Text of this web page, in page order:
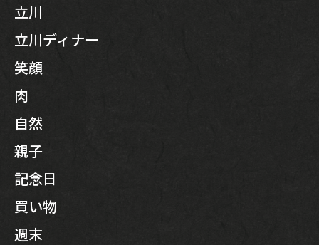
立川
立川ディナー
笑顔
肉
自然
親子
記念日
買い物
週末